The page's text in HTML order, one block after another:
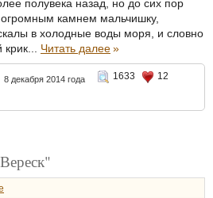
полувека назад, но до сих пор
огромным камнем мальчишку,
в холодные воды моря, и словно
Читать далее»
8 декабря 2014 года 1633
12